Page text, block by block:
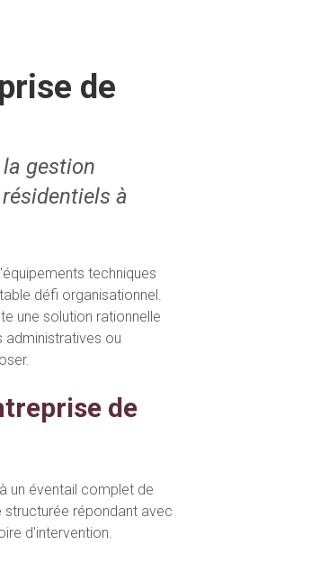
de
gestion
à
techniques
défi organisationnel.
une solution rationnelle
ou
de
un éventail complet de
structurée répondant avec
d'intervention.